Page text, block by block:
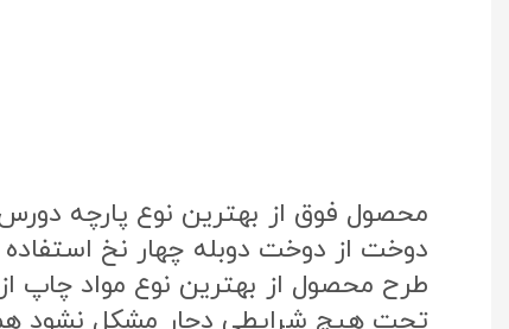
محصول فوق از بهترین نوع پارچه
دوخت از دوخت دوبله چهار نخ
تحت هیچ شرایطی دچار مشکل نشود